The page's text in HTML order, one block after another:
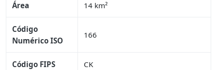
Área 14 km²
Código
Numérico ISO
166
Código FIPS CK